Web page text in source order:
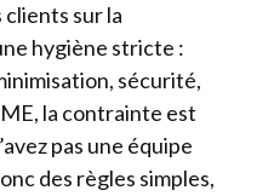
clients sur la
hygiène stricte :
sécurité,
la contrainte est
pas une équipe
des règles simples,